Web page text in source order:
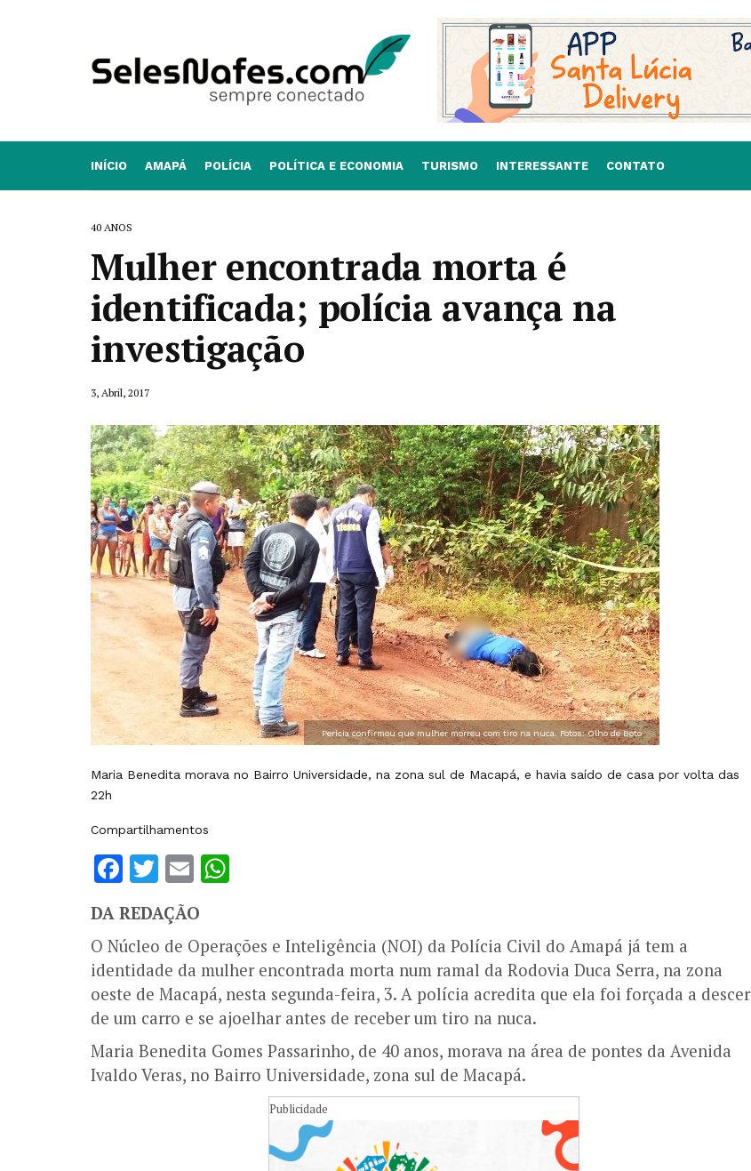
INÍCIO AMAPÁ POLÍCIA POLÍTICA E ECONOMIA TURISMO INTERESSANTE CONTATO
40 ANOS
Mulher encontrada morta é
identificada; polícia avança na
investigação
3, Abril, 2017
Perícia confirmou que mulher morreu com tiro na nuca. Fotos: Olho de Boto
Maria Benedita morava no Bairro Universidade, na zona sul de Macapá, e havia saído de casa por volta das
22h
Compartilhamentos
Facebook
Twitter
Email
DA REDAÇÃO
O Núcleo de Operações e Inteligência (NOI) da Polícia Civil do Amapá já tem a
identidade da mulher encontrada morta num ramal da Rodovia Duca Serra, na zona
oeste de Macapá, nesta segunda-feira, 3. A polícia acredita que ela foi forçada a descer
de um carro e se ajoelhar antes de receber um tiro na nuca.
Maria Benedita Gomes Passarinho, de 40 anos, morava na área de pontes da Avenida
Ivaldo Veras, no Bairro Universidade, zona sul de Macapá.
Publicidade